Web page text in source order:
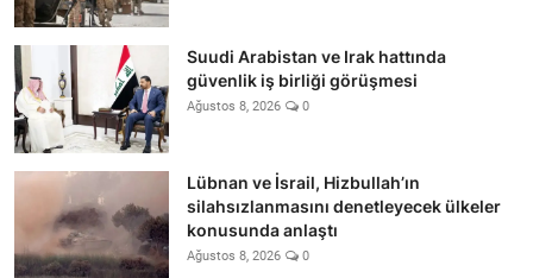
Suudi Arabistan ve Irak hattında
güvenlik iş birliği görüşmesi
Ağustos 8, 2026 0
Lübnan ve İsrail, Hizbullah’ın
silahsızlanmasını denetleyecek ülkeler
konusunda anlaştı
Ağustos 8, 2026 0